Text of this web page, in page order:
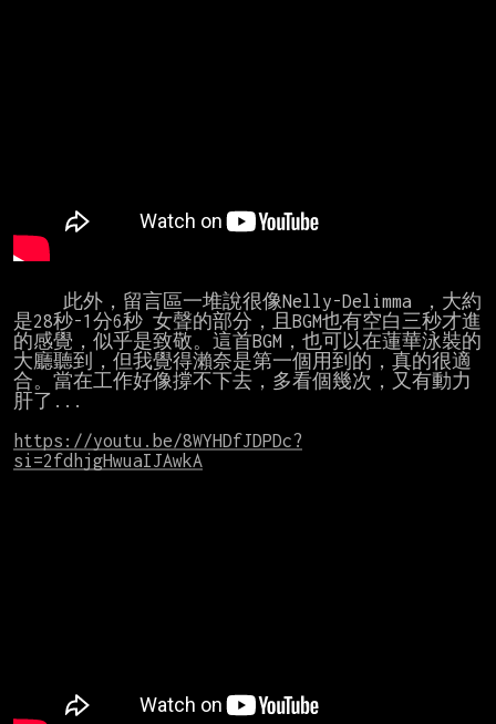
是28秒-1分6秒 女聲的部分，且BGM也有空白三秒才進
的感覺，似乎是致敬。這首BGM，也可以在蓮華泳裝的
大廳聽到，但我覺得瀨奈是第一個用到的，真的很適
合。當在工作好像撐不下去，多看個幾次，又有動力
肝了...
https://youtu.be/8WYHDfJDPDc?
si=2fdhjgHwuaIJAwkA